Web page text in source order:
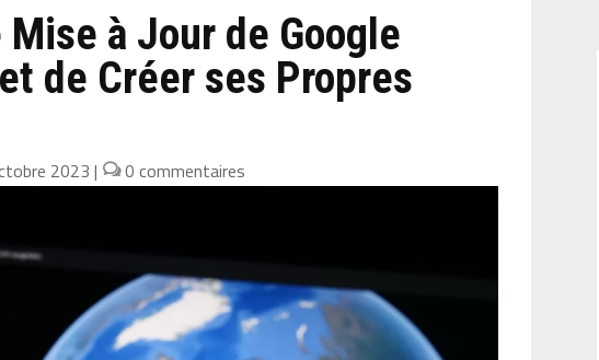
à Jour de Google
de Créer ses Propres
2023 | 0 commentaires